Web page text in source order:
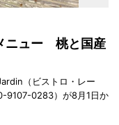
ニュー 桃と国産
（ビストロ・レー
9107-0283）が8月1日か